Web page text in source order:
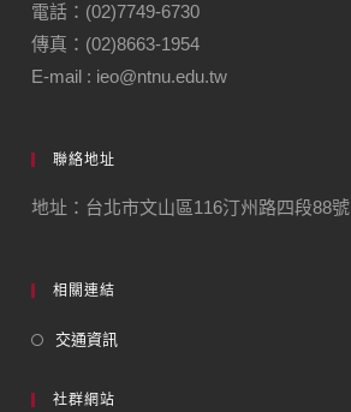
電話：(02)7749-6730
傳真：(02)8663-1954
E-mail : ieo@ntnu.edu.tw
聯絡地址
地址：台北市文山區116汀州路四段88號
相關連結
交通資訊
社群網站